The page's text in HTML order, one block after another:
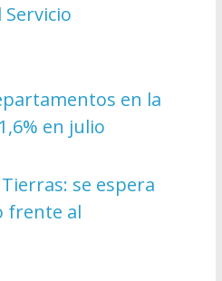
en la
en julio
se espera
frente al